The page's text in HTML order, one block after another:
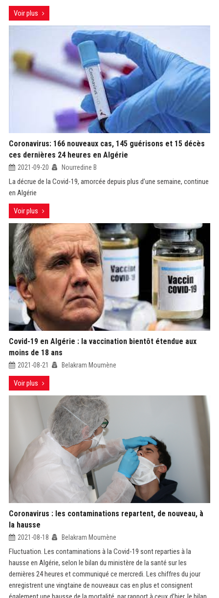
Voir plus
Coronavirus: 166 nouveaux cas, 145 guérisons et 15 décès
ces dernières 24 heures en Algérie
2021-09-20 Nourredine B
La décrue de la Covid-19, amorcée depuis plus d’une semaine, continue
en Algérie
Voir plus
Covid-19 en Algérie : la vaccination bientôt étendue aux
moins de 18 ans
2021-08-21 Belakram Moumène
Voir plus
Coronavirus : les contaminations repartent, de nouveau, à
la hausse
2021-08-18 Belakram Moumène
Fluctuation. Les contaminations à la Covid-19 sont reparties à la
hausse en Algérie, selon le bilan du ministère de la santé sur les
dernières 24 heures et communiqué ce mercredi. Les chiffres du jour
enregistrent une vingtaine de nouveaux cas en plus et consignent